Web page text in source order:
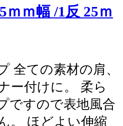
ｍｍ幅 /1反 25ｍ
全ての素材の肩、
ー付けに。 柔ら
ですので表地風合
。 ほどよい伸縮